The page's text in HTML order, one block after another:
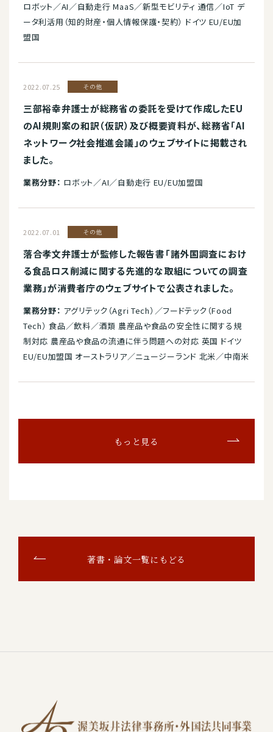
ロボット／AI／自動走行 MaaS／新型モビリティ 通信／IoT デ
ータ利活用（知的財産・個人情報保護・契約） ドイツ EU/EU加
盟国
2022.07.25 その他
三部裕幸弁護士が総務省の委託を受けて作成したEU
のAI規則案の和訳（仮訳）及び概要資料が、総務省「AI
ネットワーク社会推進会議」のウェブサイトに掲載され
ました。
業務分野： ロボット／AI／自動走行 EU/EU加盟国
2022.07.01 その他
落合孝文弁護士が監修した報告書「諸外国調査におけ
る食品ロス削減に関する先進的な取組についての調査
業務」が消費者庁のウェブサイトで公表されました。
業務分野： アグリテック（Agri Tech）／フードテック（Food
Tech） 食品／飲料／酒類 農産品や食品の安全性に関する規
制対応 農産品や食品の流通に伴う問題への対応 英国 ドイツ
EU/EU加盟国 オーストラリア／ニュージーランド 北米／中南米
もっと見る
著書・論文一覧にもどる